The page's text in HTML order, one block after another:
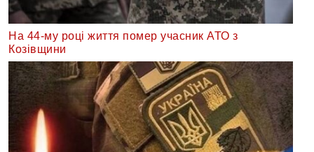
На 44-му році життя помер учасник АТО з
Козівщини